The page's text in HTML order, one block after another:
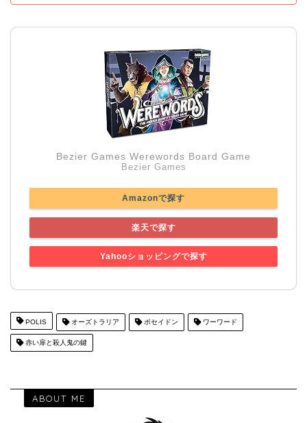
Bezier Games Werewords Board Game
Bezier Games
Amazonで探す
楽天で探す
Yahooショッピングで探す
POLIS オーズトラリア ポセイドン ワーワード
赤い扉と殺人鬼の鍵
ABOUT ME